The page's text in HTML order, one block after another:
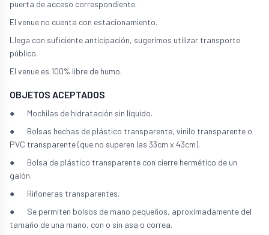
puerta de acceso correspondiente.
El venue no cuenta con estacionamiento.
Llega con suficiente anticipación, sugerimos utilizar transporte
público.
El venue es 100% libre de humo.
OBJETOS ACEPTADOS
● Mochilas de hidratación sin líquido.
● Bolsas hechas de plástico transparente, vinilo transparente o
PVC transparente (que no superen las 33cm x 43cm).
● Bolsa de plástico transparente con cierre hermético de un
galón.
● Riñoneras transparentes.
● Se permiten bolsos de mano pequeños, aproximadamente del
tamaño de una mano, con o sin asa o correa.